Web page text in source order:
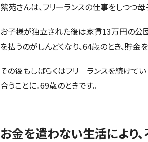
紫苑さんは、フリーランスの仕事をしつつ
お子様が独立された後は家賃13万円の公
を払うのがしんどくなり、64歳のとき、貯
その後もしばらくはフリーランスを続けて
合うことに。69歳のときです。
お金を遣わない生活により